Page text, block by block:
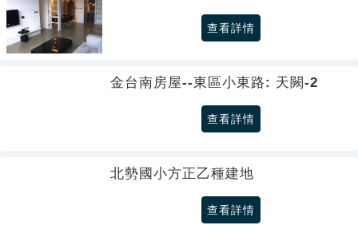
查看詳情
金台南房屋--東區小東路: 天闕-2
查看詳情
北勢國小方正乙種建地
查看詳情